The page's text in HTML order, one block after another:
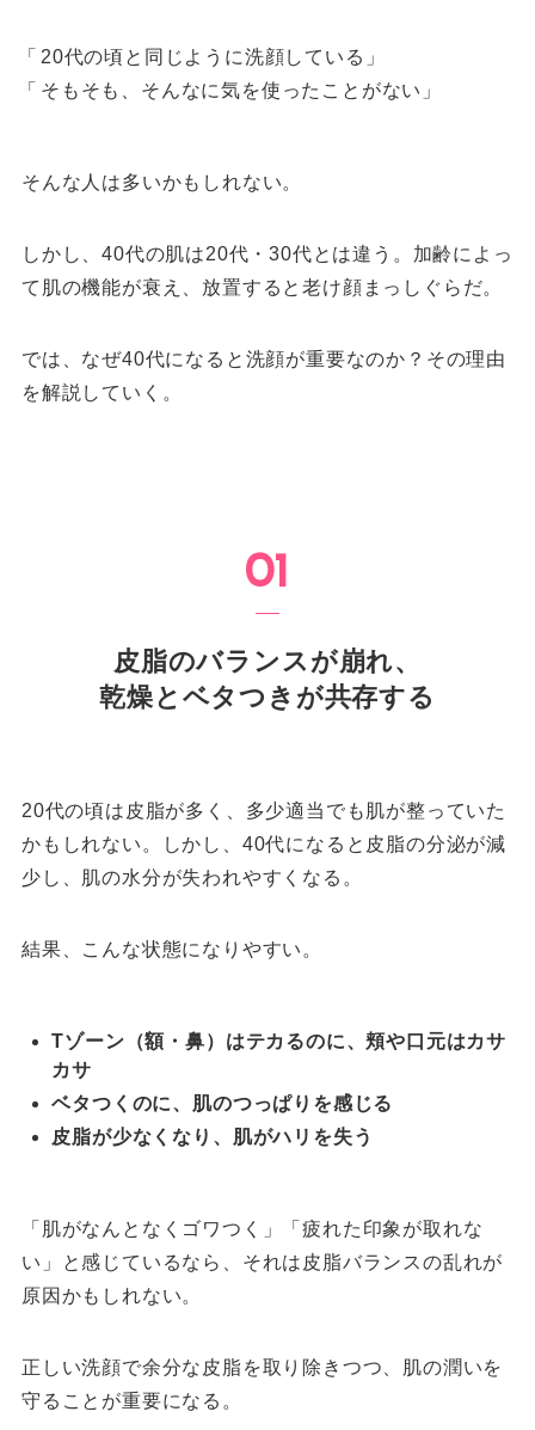
20代の頃と同じように洗顔している
そもそも、そんなに気を使ったことがない
そんな人は多いかもしれない。
しかし、40代の肌は20代・30代とは違う。加齢によっ
て肌の機能が衰え、放置すると老け顔まっしぐらだ。
では、なぜ40代になると洗顔が重要なのか？その理由
を解説していく。
皮脂のバランスが崩れ、
乾燥とベタつきが共存する
20代の頃は皮脂が多く、多少適当でも肌が整っていた
かもしれない。しかし、40代になると皮脂の分泌が減
少し、肌の水分が失われやすくなる。
結果、こんな状態になりやすい。
Tゾーン（額・鼻）はテカるのに、頬や口元はカサ
カサ
ベタつくのに、肌のつっぱりを感じる
皮脂が少なくなり、肌がハリを失う
「肌がなんとなくゴワつく」「疲れた印象が取れな
い」と感じているなら、それは皮脂バランスの乱れが
原因かもしれない。
正しい洗顔で余分な皮脂を取り除きつつ、肌の潤いを
守ることが重要になる。